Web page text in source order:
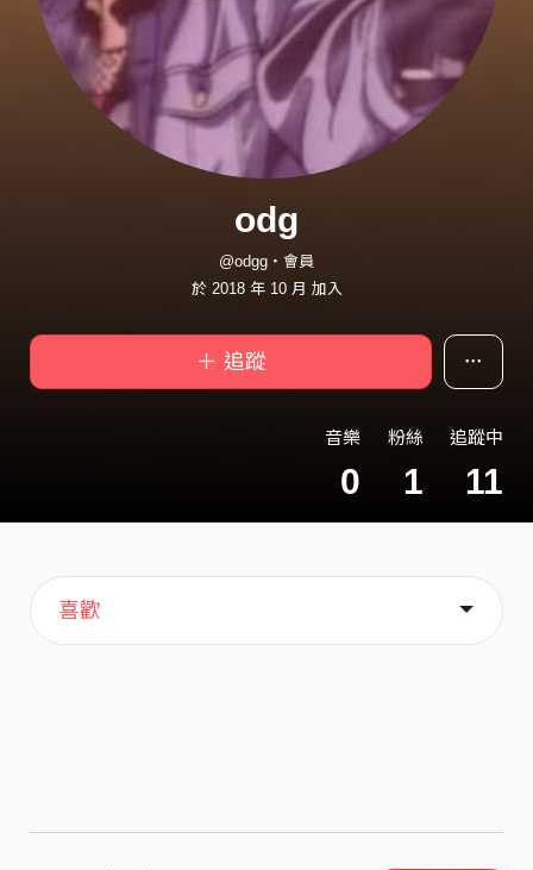
odg
@odgg・會員
於 2018 年 10 月 加入
＋ 追蹤
音樂
0
粉絲
1
追蹤中
11
主頁
歌單
喜歡
關於